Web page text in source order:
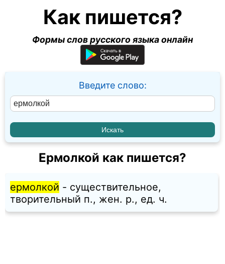
Как пишется?
Формы слов русского языка онлайн
Введите слово:
Ермолкой как пишется?
ермолкой - существительное,
творительный п., жен. p., ед. ч.